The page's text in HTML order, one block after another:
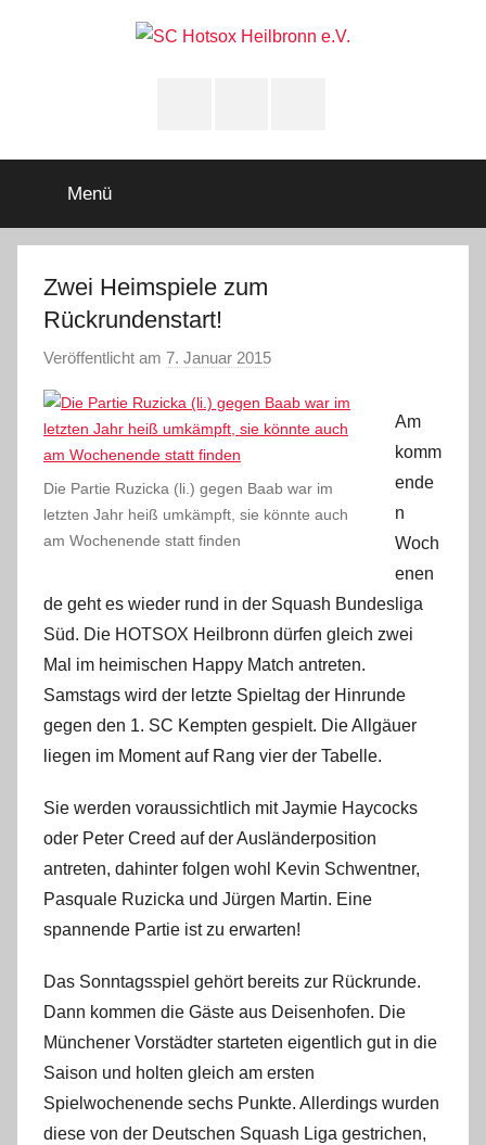
Heilbronn
e.V.
Menü
Zwei Heimspiele zum
Rückrundenstart!
Veröffentlicht am 7. Januar 2015
n
m
Die Partie Ruzicka (li.) gegen Baab war im
letzten Jahr heiß umkämpft, sie könnte auch
am Wochenende statt finden
Am
komm
ende
n
Woch
enen
de geht es wieder rund in der Squash Bundesliga
Süd. Die HOTSOX Heilbronn dürfen gleich zwei
Mal im heimischen Happy Match antreten.
Samstags wird der letzte Spieltag der Hinrunde
gegen den 1. SC Kempten gespielt. Die Allgäuer
liegen im Moment auf Rang vier der Tabelle.
Sie werden voraussichtlich mit Jaymie Haycocks
oder Peter Creed auf der Ausländerposition
antreten, dahinter folgen wohl Kevin Schwentner,
Pasquale Ruzicka und Jürgen Martin. Eine
spannende Partie ist zu erwarten!
Das Sonntagsspiel gehört bereits zur Rückrunde.
Dann kommen die Gäste aus Deisenhofen. Die
Münchener Vorstädter starteten eigentlich gut in die
Saison und holten gleich am ersten
Spielwochenende sechs Punkte. Allerdings wurden
diese von der Deutschen Squash Liga gestrichen,